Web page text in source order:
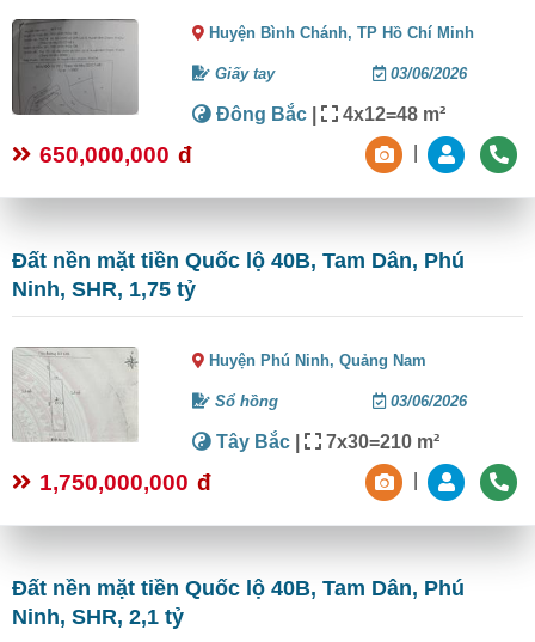
Huyện Bình Chánh,TP Hồ Chí Minh
Giấy tay 03/06/2026
Đông Bắc | 4x12=48 m²
650,000,000 đ
Đất nền mặt tiền Quốc lộ 40B, Tam Dân, Phú
Ninh, SHR, 1,75 tỷ
Huyện Phú Ninh,Quảng Nam
Sổ hồng 03/06/2026
Tây Bắc | 7x30=210 m²
1,750,000,000 đ
Đất nền mặt tiền Quốc lộ 40B, Tam Dân, Phú
Ninh, SHR, 2,1 tỷ